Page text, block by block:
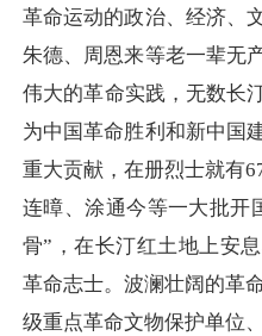
革命运动的政治、经济、
朱德、周恩来等老一辈无
伟大的革命实践，无数长
为中国革命胜利和新中国
重大贡献，在册烈士就有
连暲、涂通今等一大批开
骨”，在长汀红土地上安
革命志士。波澜壮阔的革
级重点革命文物保护单位